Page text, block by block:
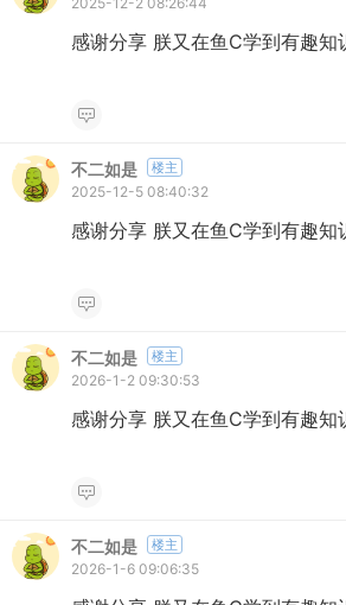
感谢分享 朕又在鱼C学到有趣知
不二如是 楼主
2025-12-5 08:40:32
感谢分享 朕又在鱼C学到有趣知
不二如是 楼主
2026-1-2 09:30:53
感谢分享 朕又在鱼C学到有趣知
不二如是 楼主
2026-1-6 09:06:35